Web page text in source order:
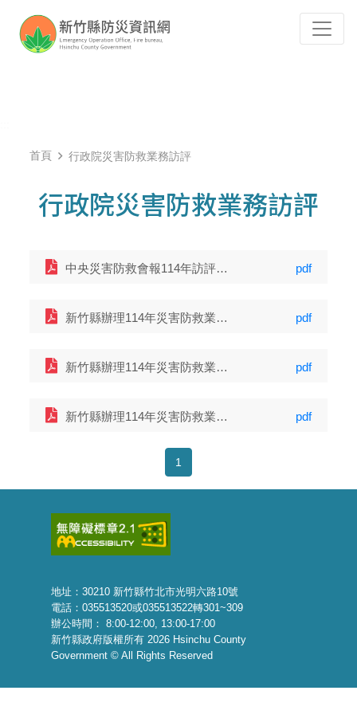
首頁 行政院災害防救業務訪評
行政院災害防救業務訪評
中央災害防救會報114年訪評直轄市、縣（市）政府災害防救業務綱要計畫 (659 KB) pdf
新竹縣辦理114年災害防救業務訪評自評表-下冊 (17694 KB) pdf
新竹縣辦理114年災害防救業務訪評自評表-上冊 (9114 KB) pdf
新竹縣辦理114年災害防救業務訪評簡報 (4927 KB) pdf
1
地址：30210 新竹縣竹北市光明六路10號
電話：035513520或035513522轉301~309
辦公時間： 8:00-12:00, 13:00-17:00
新竹縣政府版權所有 2026 Hsinchu County
Government © All Rights Reserved